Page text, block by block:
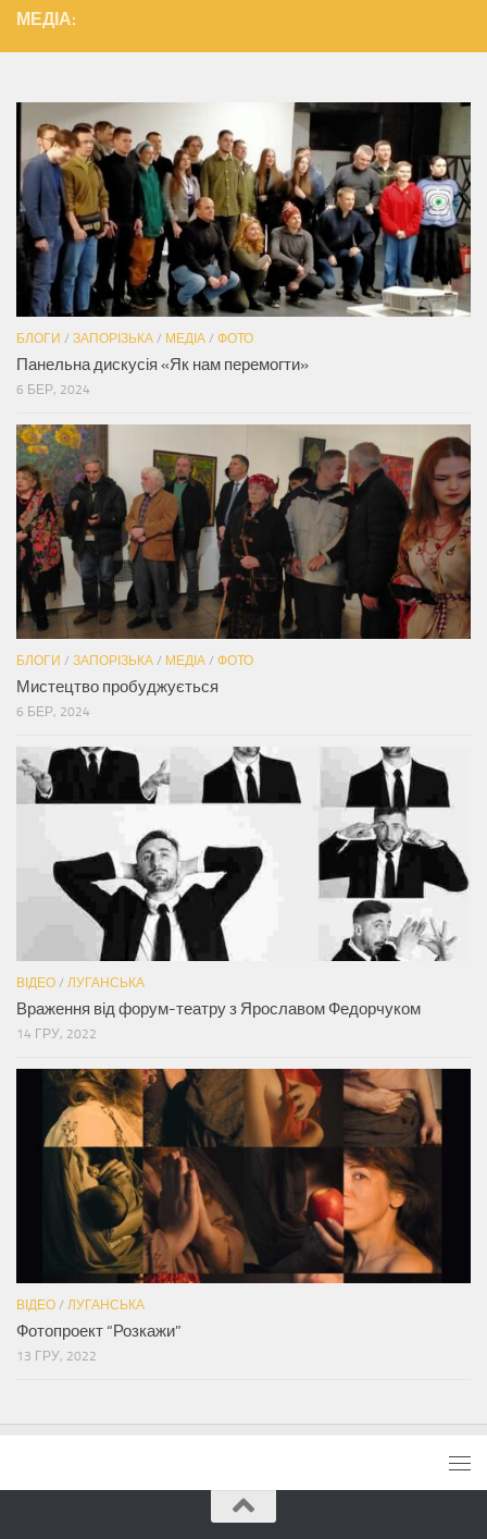
МЕДІА:
БЛОГИ / ЗАПОРІЗЬКА / МЕДІА / ФОТО
Панельна дискусія «Як нам перемогти»
6 БЕР, 2024
БЛОГИ / ЗАПОРІЗЬКА / МЕДІА / ФОТО
Мистецтво пробуджується
6 БЕР, 2024
ВІДЕО / ЛУГАНСЬКА
Враження від форум-театру з Ярославом Федорчуком
14 ГРУ, 2022
ВІДЕО / ЛУГАНСЬКА
Фотопроект “Розкажи”
13 ГРУ, 2022